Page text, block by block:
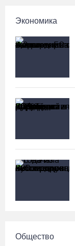
Экономика
Общество